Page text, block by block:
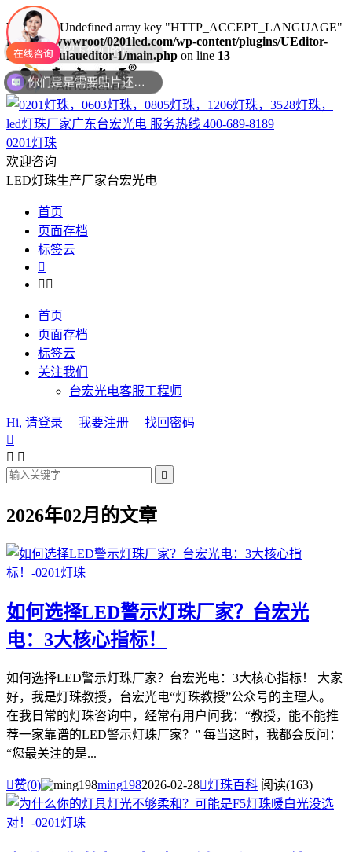
Warning
: Undefined array key "HTTP_ACCEPT_LANGUAGE"
in/www/wwwroot/0201led.com/wp-content/plugins/UEditor-
KityFormulaueditor-1/main.php on line 13
0201灯珠
欢迎咨询
LED灯珠生产厂家台宏光电
首页
页面存档
标签云

 
首页
页面存档
标签云
关注我们
台宏光电客服工程师
Hi, 请登录 我要注册
找回密码

 

2026年02月的文章
如何选择LED警示灯珠厂家？台宏光
电：3大核心指标！
如何选择LED警示灯珠厂家？台宏光电：3大核心指标！ 大家
好，我是灯珠教授，台宏光电“灯珠教授”公众号的主理人。
在我日常的灯珠咨询中，经常有用户问我：“教授，能不能推
荐一家靠谱的LED警示灯珠厂家？” 每当这时，我都会反问：
“您最关注的是...
赞(0) ming1982026-02-28灯珠百科 阅读(163)